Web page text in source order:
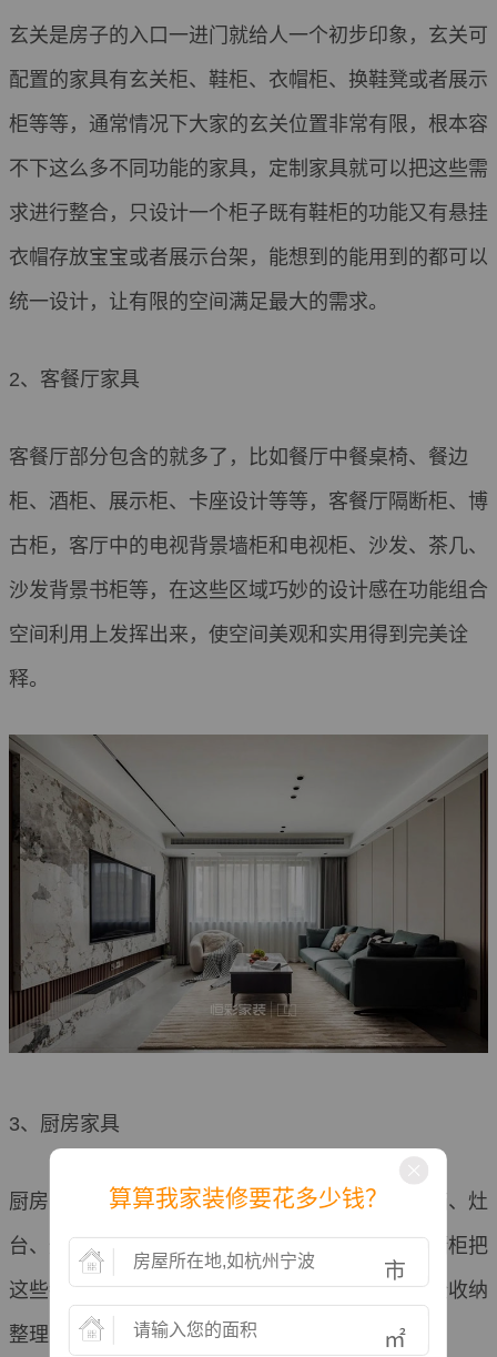
玄关是房子的入口一进门就给人一个初步印象，玄关可
配置的家具有玄关柜、鞋柜、衣帽柜、换鞋凳或者展示
柜等等，通常情况下大家的玄关位置非常有限，根本容
不下这么多不同功能的家具，定制家具就可以把这些需
求进行整合，只设计一个柜子既有鞋柜的功能又有悬挂
衣帽存放宝宝或者展示台架，能想到的能用到的都可以
统一设计，让有限的空间满足最大的需求。
2、客餐厅家具
客餐厅部分包含的就多了，比如餐厅中餐桌椅、餐边
柜、酒柜、展示柜、卡座设计等等，客餐厅隔断柜、博
古柜，客厅中的电视背景墙柜和电视柜、沙发、茶几、
沙发背景书柜等，在这些区域巧妙的设计感在功能组合
空间利用上发挥出来，使空间美观和实用得到完美诠
释。
3、厨房家具
厨房家具由整体橱柜就囊括了，细节部位包括冰箱、灶
台、灶具、储物空间、烤箱、微波炉等等，整体橱柜把
这些都按照尺寸规格囊括设计为一个整体，功能全收纳
整理能力强，外观美观大气。
算算我家装修要花多少钱？
市
㎡